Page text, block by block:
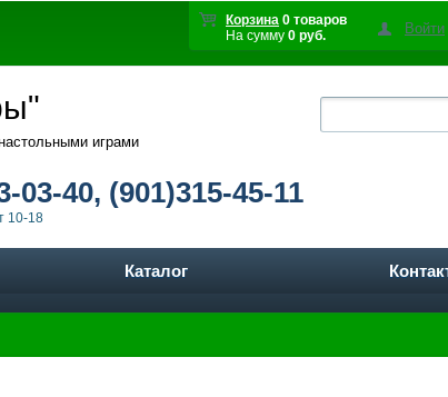
Корзина 0 товаров
На сумму 0 руб. Войти
играми
03-40, (901)315-45-11
10-18
Каталог